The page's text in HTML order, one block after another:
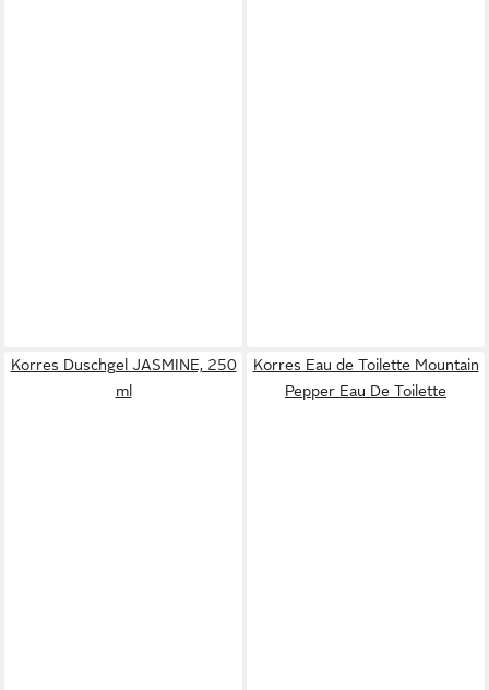
Korres Duschgel JASMINE, 250
ml
Korres Eau de Toilette Mountain
Pepper Eau De Toilette